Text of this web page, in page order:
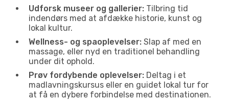
Udforsk museer og gallerier: Tilbring tid
indendørs med at afdække historie, kunst og
lokal kultur.
Wellness- og spaoplevelser: Slap af med en
massage, eller nyd en traditionel behandling
under dit ophold.
Prøv fordybende oplevelser: Deltag i et
madlavningskursus eller en guidet lokal tur for
at få en dybere forbindelse med destinationen.